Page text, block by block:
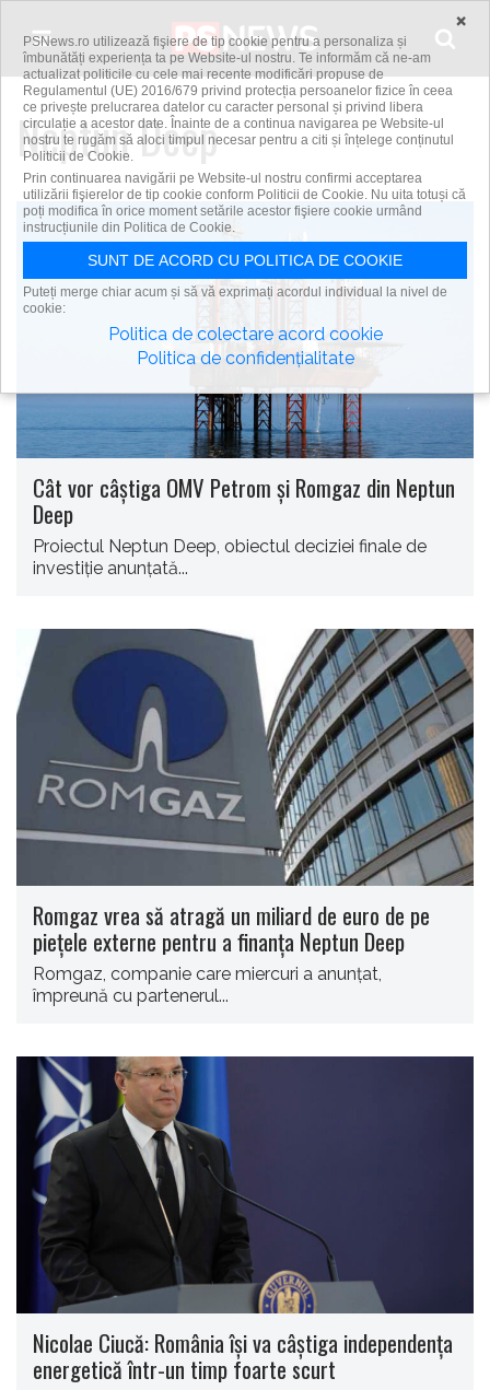
Neptun Deep
Cât vor câștiga OMV Petrom și Romgaz din Neptun
Deep
Proiectul Neptun Deep, obiectul deciziei finale de
investiție anunțată...
Romgaz vrea să atragă un miliard de euro de pe
piețele externe pentru a finanța Neptun Deep
Romgaz, companie care miercuri a anunțat,
împreună cu partenerul...
Nicolae Ciucă: România îşi va câştiga independenţa
energetică într-un timp foarte scurt
×
PSNews.ro utilizează fişiere de tip cookie pentru a personaliza și
îmbunătăți experiența ta pe Website-ul nostru. Te informăm că ne-am
actualizat politicile cu cele mai recente modificări propuse de
Regulamentul (UE) 2016/679 privind protecția persoanelor fizice în ceea
ce privește prelucrarea datelor cu caracter personal și privind libera
circulație a acestor date. Înainte de a continua navigarea pe Website-ul
nostru te rugăm să aloci timpul necesar pentru a citi și înțelege conținutul
Politicii de Cookie.
Prin continuarea navigării pe Website-ul nostru confirmi acceptarea
utilizării fişierelor de tip cookie conform Politicii de Cookie. Nu uita totuși că
poți modifica în orice moment setările acestor fişiere cookie urmând
instrucțiunile din Politica de Cookie.
SUNT DE ACORD CU POLITICA DE COOKIE
Puteți merge chiar acum și să vă exprimați acordul individual la nivel de
cookie:
Politica de colectare acord cookie
Politica de confidențialitate